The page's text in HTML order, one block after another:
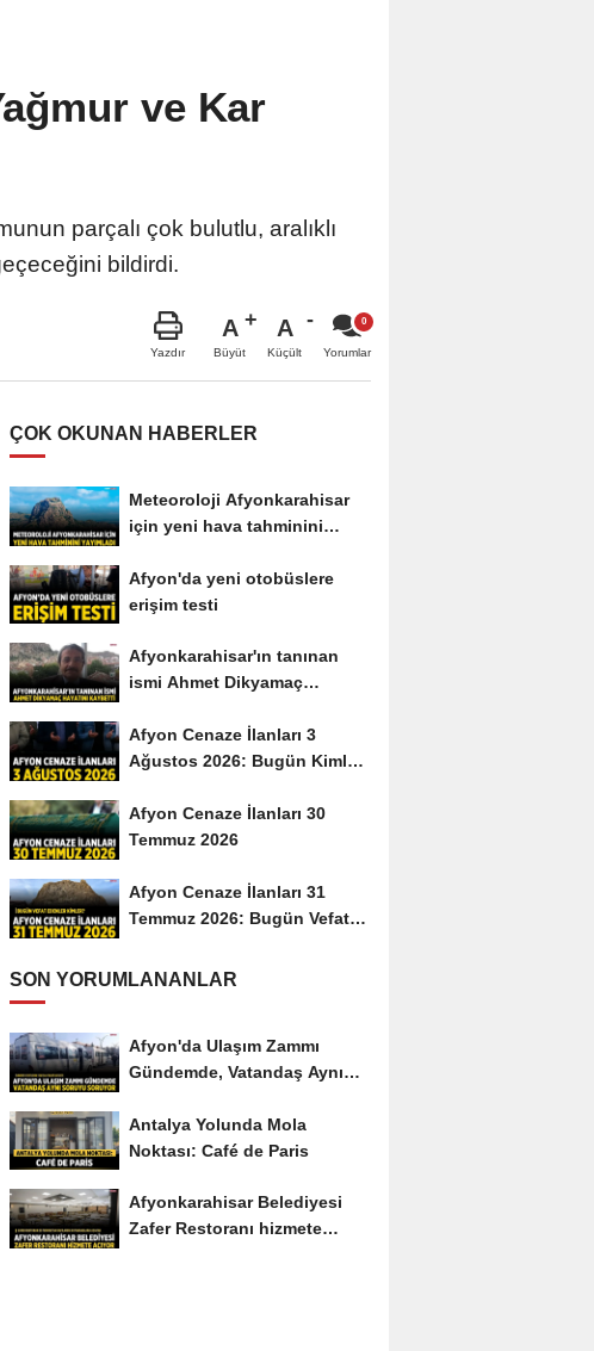
ve Kar
parçalı çok bulutlu, aralıklı
bildirdi.
Yazdır
A
Büyüt
A
Küçült Yorumlar
ÇOK OKUNAN HABERLER
Meteoroloji Afyonkarahisar
için yeni hava tahminini
Afyon'da yeni otobüslere
erişim testi
Afyonkarahisar'ın tanınan
ismi Ahmet Dikyamaç
Afyon Cenaze İlanları 3
Ağustos 2026: Bugün Kimler
Afyon Cenaze İlanları 30
Temmuz 2026
Afyon Cenaze İlanları 31
Temmuz 2026: Bugün Vefat
SON YORUMLANANLAR
Afyon'da Ulaşım Zammı
Gündemde, Vatandaş Aynı
Antalya Yolunda Mola
Noktası: Café de Paris
Afyonkarahisar Belediyesi
Zafer Restoranı hizmete